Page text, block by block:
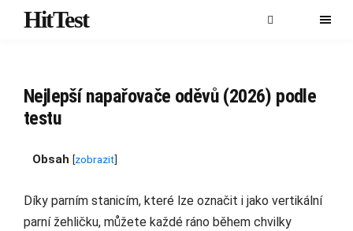
HitTest
Nejlepší napařovače oděvů (2026) podle
testu
Obsah [zobrazit]
Díky parním stanicím, které lze označit i jako vertikální
parní žehličku, můžete každé ráno během chvilky